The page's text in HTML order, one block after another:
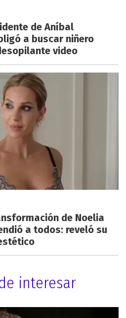
de Aníbal
a buscar niñero
video
de Noelia
a todos: reveló su
interesar